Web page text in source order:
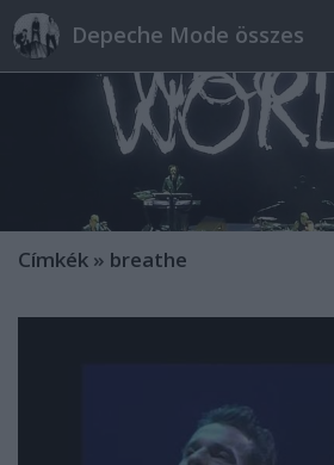
Depeche Mode összes
Címkék » breathe